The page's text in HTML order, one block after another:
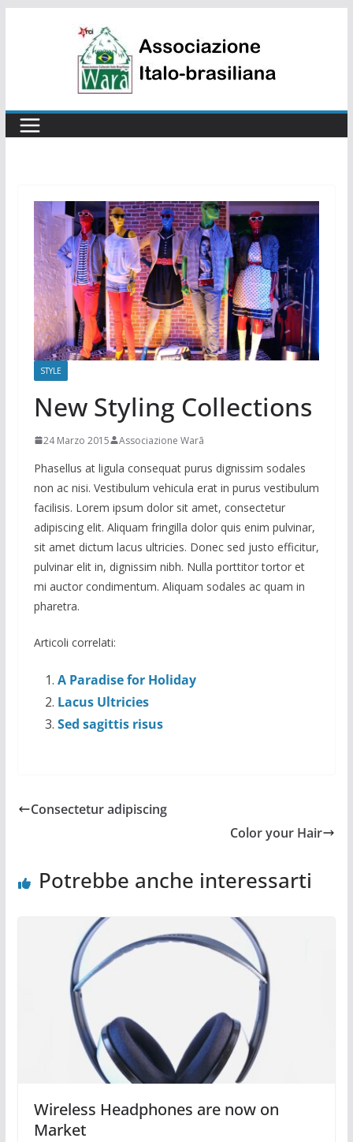
STYLE
New Styling Collections
24 Marzo 2015 Associazione Warã
Phasellus at ligula consequat purus dignissim sodales
non ac nisi. Vestibulum vehicula erat in purus vestibulum
facilisis. Lorem ipsum dolor sit amet, consectetur
adipiscing elit. Aliquam fringilla dolor quis enim pulvinar,
sit amet dictum lacus ultricies. Donec sed justo efficitur,
pulvinar elit in, dignissim nibh. Nulla porttitor tortor et
mi auctor condimentum. Aliquam sodales ac quam in
pharetra.
Articoli correlati:
A Paradise for Holiday
Lacus Ultricies
Sed sagittis risus
Consectetur adipiscing
Color your Hair
Potrebbe anche interessarti
Wireless Headphones are now on
Market